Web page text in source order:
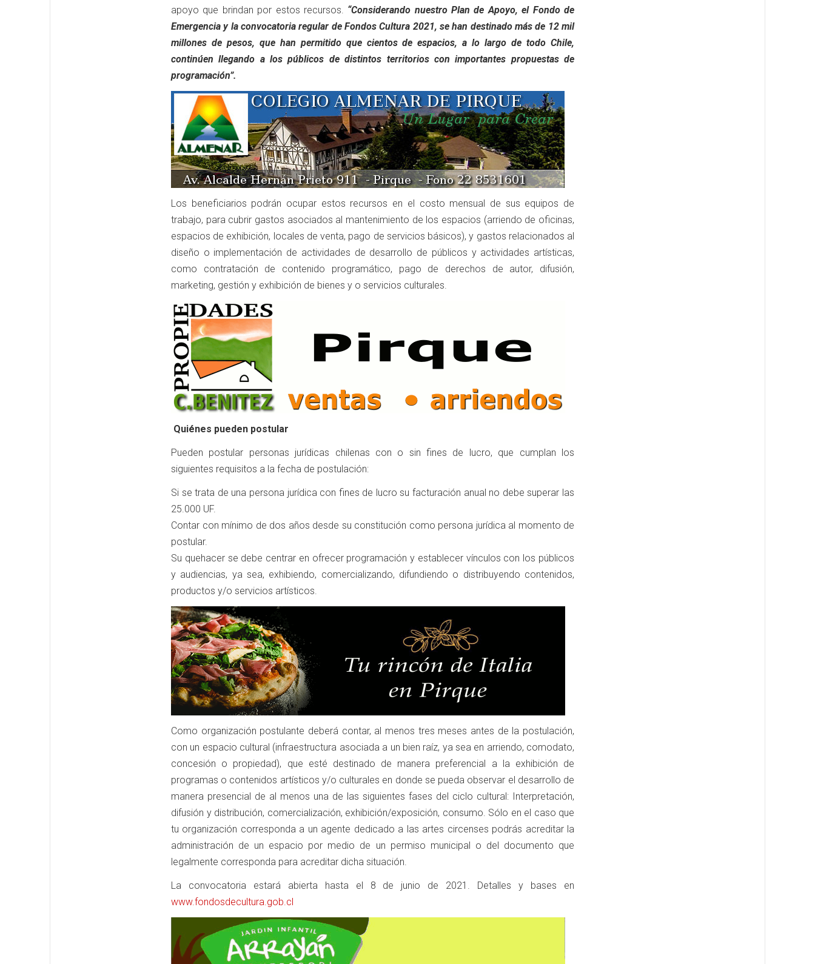
apoyo que brindan por estos recursos. “Considerando nuestro Plan de Apoyo, el Fondo de
Emergencia y la convocatoria regular de Fondos Cultura 2021, se han destinado más de 12 mil
millones de pesos, que han permitido que cientos de espacios, a lo largo de todo Chile,
continúen llegando a los públicos de distintos territorios con importantes propuestas de
programación”.
Los beneficiarios podrán ocupar estos recursos en el costo mensual de sus equipos de
trabajo, para cubrir gastos asociados al mantenimiento de los espacios (arriendo de oficinas,
espacios de exhibición, locales de venta, pago de servicios básicos), y gastos relacionados al
diseño o implementación de actividades de desarrollo de públicos y actividades artísticas,
como contratación de contenido programático, pago de derechos de autor, difusión,
marketing, gestión y exhibición de bienes y o servicios culturales.
Quiénes pueden postular
Pueden postular personas jurídicas chilenas con o sin fines de lucro, que cumplan los
siguientes requisitos a la fecha de postulación:
Si se trata de una persona jurídica con fines de lucro su facturación anual no debe superar las
25.000 UF.
Contar con mínimo de dos años desde su constitución como persona jurídica al momento de
postular.
Su quehacer se debe centrar en ofrecer programación y establecer vínculos con los públicos
y audiencias, ya sea, exhibiendo, comercializando, difundiendo o distribuyendo contenidos,
productos y/o servicios artísticos.
Como organización postulante deberá contar, al menos tres meses antes de la postulación,
con un espacio cultural (infraestructura asociada a un bien raíz, ya sea en arriendo, comodato,
concesión o propiedad), que esté destinado de manera preferencial a la exhibición de
programas o contenidos artísticos y/o culturales en donde se pueda observar el desarrollo de
manera presencial de al menos una de las siguientes fases del ciclo cultural: Interpretación,
difusión y distribución, comercialización, exhibición/exposición, consumo. Sólo en el caso que
tu organización corresponda a un agente dedicado a las artes circenses podrás acreditar la
administración de un espacio por medio de un permiso municipal o del documento que
legalmente corresponda para acreditar dicha situación.
La convocatoria estará abierta hasta el 8 de junio de 2021. Detalles y bases en
www.fondosdecultura.gob.cl